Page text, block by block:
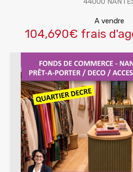
A vendre
104,690€ frais